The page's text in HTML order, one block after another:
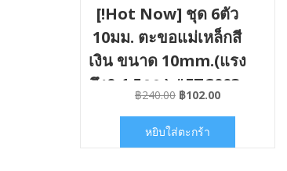
[!Hot Now] ชุด 6ตัว
10มม. ตะขอแม่เหล็กสี
เงิน ขนาด 10mm.(แรง
ดึง0-1.5กก.) #ETC003-
010×06
฿240.00 Original
was:
฿102.00Current
หยิบใส่ตะกร้า